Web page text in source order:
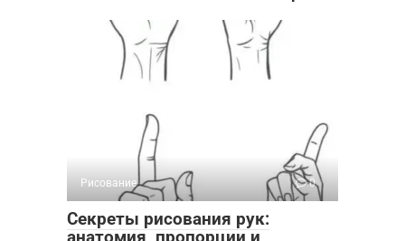
Рисование 0
Секреты рисования рук: